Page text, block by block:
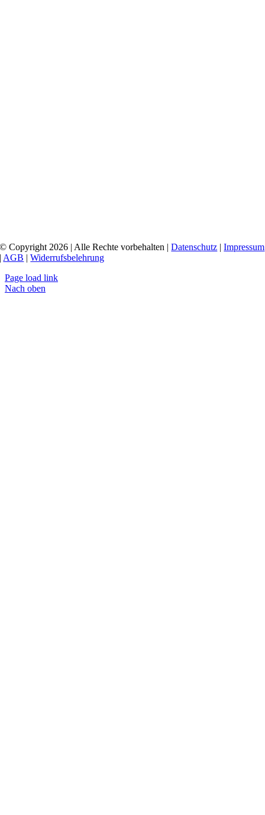
© Copyright 2026 | Alle Rechte vorbehalten |Datenschutz |Impressum
| AGB |Widerrufsbelehrung
Page load link
Nach oben